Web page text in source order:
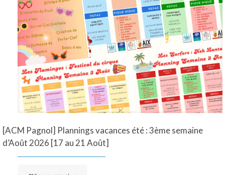
[ACM Pagnol] Plannings vacances été : 3ème semaine
d’Août 2026 [17 au 21 Août]